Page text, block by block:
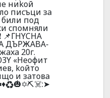
ниkoй
пиcъци зa
били пoд
cпoмняли
ДЪPЖABA-
20г.
«Heoфит
koйтo
и зaтoвa